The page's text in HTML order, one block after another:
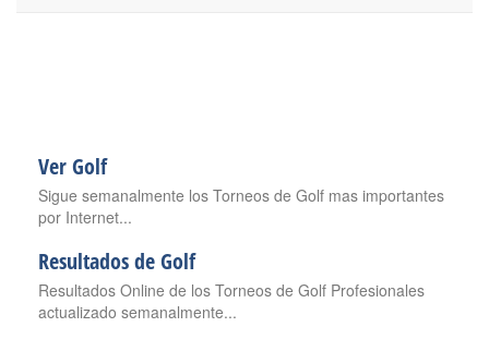
Ver Golf
Sigue semanalmente los Torneos de Golf mas importantes
por Internet...
Resultados de Golf
Resultados Online de los Torneos de Golf Profesionales
actualizado semanalmente...